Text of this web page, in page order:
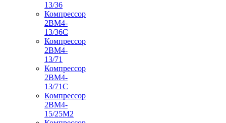
13/36
Компрессор
2ВМ4-
13/36С
Компрессор
2ВМ4-
13/71
Компрессор
2ВМ4-
13/71С
Компрессор
2ВМ4-
15/25М2